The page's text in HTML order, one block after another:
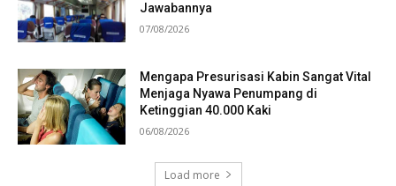
Jawabannya
07/08/2026
Mengapa Presurisasi Kabin Sangat Vital
Menjaga Nyawa Penumpang di
Ketinggian 40.000 Kaki
06/08/2026
Load more